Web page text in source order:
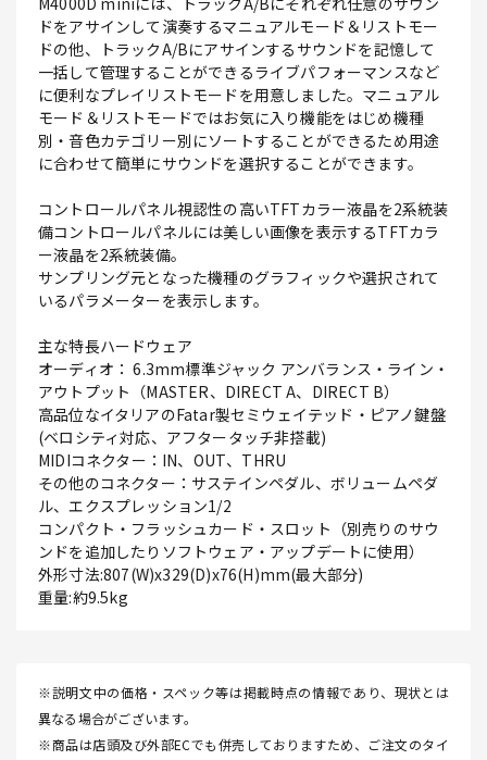
ドをアサインして演奏するマニュアルモード＆リストモー
ドの他、トラックA/Bにアサインするサウンドを記憶して
一括して管理することができるライブパフォーマンスなど
に便利なプレイリストモードを用意しました。マニュアル
モード＆リストモードではお気に入り機能をはじめ機種
別・音色カテゴリー別にソートすることができるため用途
に合わせて簡単にサウンドを選択することができます。
コントロールパネル視認性の高いTFTカラー液晶を2系統装
備コントロールパネルには美しい画像を表示するTFTカラ
ー液晶を2系統装備。
サンプリング元となった機種のグラフィックや選択されて
いるパラメーターを表示します。
主な特長ハードウェア
オーディオ： 6.3mm標準ジャック アンバランス・ライン・
アウトプット（MASTER、DIRECT A、DIRECT B）
高品位なイタリアのFatar製セミウェイテッド・ピアノ鍵盤
(ベロシティ対応、アフタータッチ非搭載)
MIDIコネクター：IN、OUT、THRU
その他のコネクター：サステインペダル、ボリュームペダ
ル、エクスプレッション1/2
コンパクト・フラッシュカード・スロット（別売りのサウ
ンドを追加したりソフトウェア・アップデートに使用）
外形寸法:807(W)x329(D)x76(H)mm(最大部分)
重量:約9.5kg
※説明文中の価格・スペック等は掲載時点の情報であり、現状とは
異なる場合がございます。
※商品は店頭及び外部ECでも併売しておりますため、ご注文のタイ